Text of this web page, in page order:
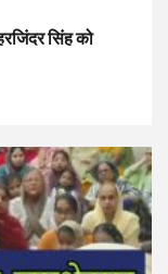
सिंह को